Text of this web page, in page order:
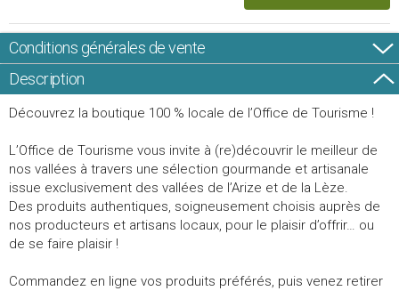
Conditions générales de vente
Description
Découvrez la boutique 100 % locale de l’Office de Tourisme !
L’Office de Tourisme vous invite à (re)découvrir le meilleur de
nos vallées à travers une sélection gourmande et artisanale
issue exclusivement des vallées de l’Arize et de la Lèze.
Des produits authentiques, soigneusement choisis auprès de
nos producteurs et artisans locaux, pour le plaisir d’offrir… ou
de se faire plaisir !
Commandez en ligne vos produits préférés, puis venez retirer